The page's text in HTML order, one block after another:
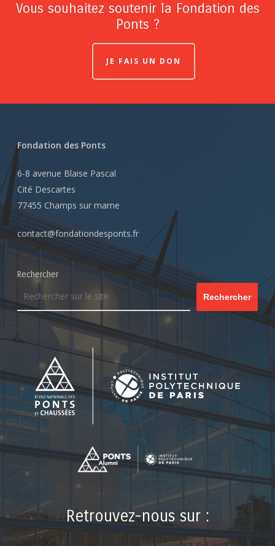
Vous souhaitez soutenir la Fondation des
Ponts ?
JE FAIS UN DON
Fondation des Ponts
6-8 avenue Blaise Pascal
Cité Descartes
77455 Champs sur marne
contact@fondationdesponts.fr
Rechercher
Rechercher
Retrouvez-nous sur :